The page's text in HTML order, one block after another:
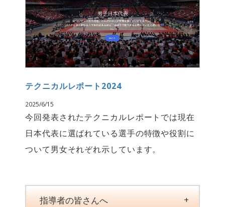
テクニカルレポート2024
2025/6/15
今回発表されたテクニカルレポートでは現在
日本代表に選ばれている選手の特徴や役割に
ついて男女それぞれ示しています。
指導者の皆さんへ